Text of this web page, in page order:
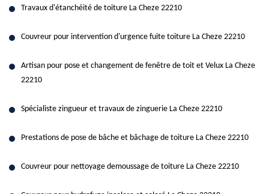
Travaux d'étanchéité de toiture La Cheze 22210
Couvreur pour intervention d'urgence fuite toiture La Cheze 22210
Artisan pour pose et changement de fenêtre de toit et Velux La Cheze
22210
Spécialiste zingueur et travaux de zinguerie La Cheze 22210
Prestations de pose de bâche et bâchage de toiture La Cheze 22210
Couvreur pour nettoyage demoussage de toiture La Cheze 22210